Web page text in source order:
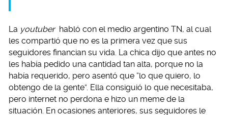
La youtuber habló con el medio argentino TN, al cual
les compartió que no es la primera vez que sus
seguidores financian su vida. La chica dijo que antes no
les había pedido una cantidad tan alta, porque no la
había requerido, pero asentó que “lo que quiero, lo
obtengo de la gente”. Ella consiguió lo que necesitaba,
pero internet no perdona e hizo un meme de la
situación. En ocasiones anteriores, sus seguidores le